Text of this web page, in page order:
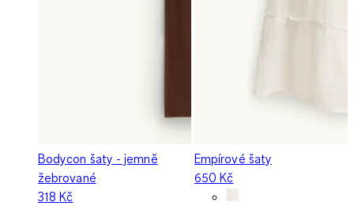
Bodycon šaty - jemně
žebrované
318 Kč
Empírové šaty
650 Kč